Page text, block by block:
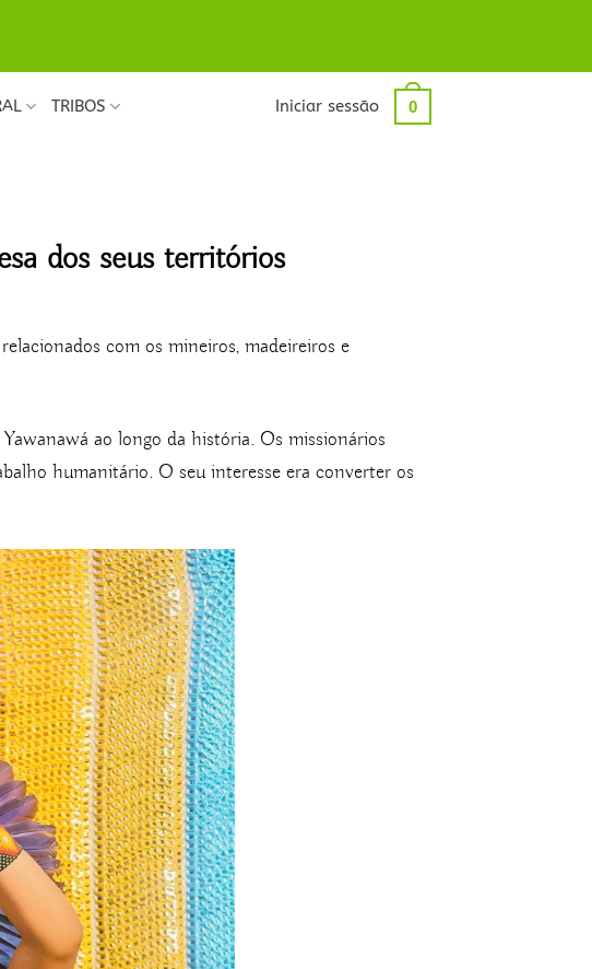
TRIBOS Iniciar sessão 0
dos seus territórios
com os mineiros, madeireiros e
ao longo da história. Os missionários
humanitário. O seu interesse era converter os